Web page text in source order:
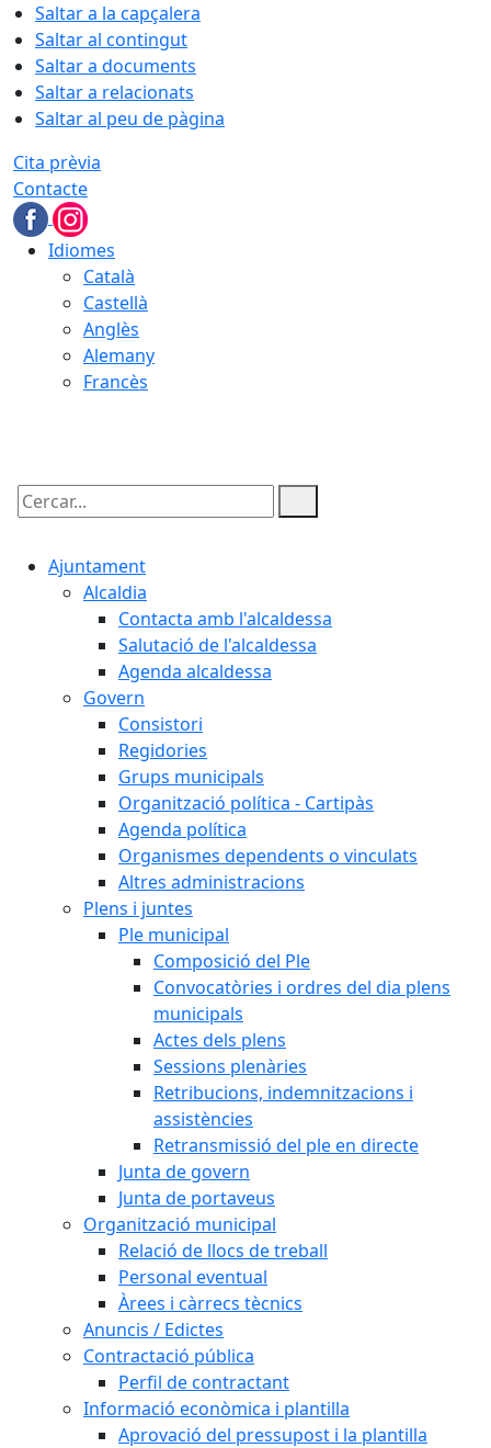
Saltar a la capçalera
Saltar al contingut
Saltar a documents
Saltar a relacionats
Saltar al peu de pàgina
Cita prèvia
Contacte
Idiomes
Català
Castellà
Anglès
Alemany
Francès
Cercar:
Ajuntament
Alcaldia
Contacta amb l'alcaldessa
Salutació de l'alcaldessa
Agenda alcaldessa
Govern
Consistori
Regidories
Grups municipals
Organització política - Cartipàs
Agenda política
Organismes dependents o vinculats
Altres administracions
Plens i juntes
Ple municipal
Composició del Ple
Convocatòries i ordres del dia plens
municipals
Actes dels plens
Sessions plenàries
Retribucions, indemnitzacions i
assistències
Retransmissió del ple en directe
Junta de govern
Junta de portaveus
Organització municipal
Relació de llocs de treball
Personal eventual
Àrees i càrrecs tècnics
Anuncis / Edictes
Contractació pública
Perfil de contractant
Informació econòmica i plantilla
Aprovació del pressupost i la plantilla